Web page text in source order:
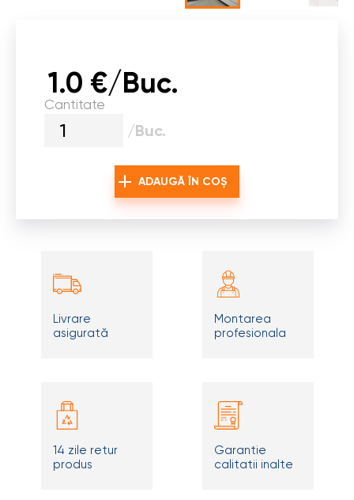
1.0 €/Buc.
Cantitate
/Buc.
ADAUGĂ ÎN COȘ
Livrare
asigurată
Montarea
profesionala
14 zile retur
produs
Garantie
calitatii inalte